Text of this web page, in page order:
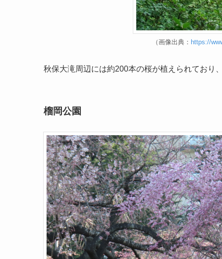
（画像出典： https://
秋保大滝周辺には約200本の桜が植えられており
榴岡公園